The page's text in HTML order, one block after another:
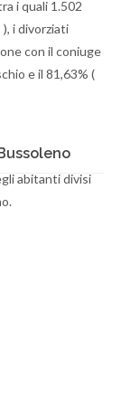
i quali 1.502
i divorziati
con il coniuge
e il 81,63% (
abitanti divisi